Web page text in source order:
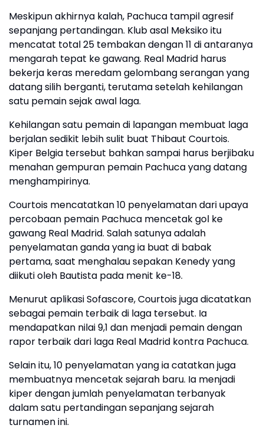
Meskipun akhirnya kalah, Pachuca tampil agresif
sepanjang pertandingan. Klub asal Meksiko itu
mencatat total 25 tembakan dengan 11 di antaranya
mengarah tepat ke gawang. Real Madrid harus
bekerja keras meredam gelombang serangan yang
datang silih berganti, terutama setelah kehilangan
satu pemain sejak awal laga.
Kehilangan satu pemain di lapangan membuat laga
berjalan sedikit lebih sulit buat Thibaut Courtois.
Kiper Belgia tersebut bahkan sampai harus berjibaku
menahan gempuran pemain Pachuca yang datang
menghampirinya.
Courtois mencatatkan 10 penyelamatan dari upaya
percobaan pemain Pachuca mencetak gol ke
gawang Real Madrid. Salah satunya adalah
penyelamatan ganda yang ia buat di babak
pertama, saat menghalau sepakan Kenedy yang
diikuti oleh Bautista pada menit ke-18.
Menurut aplikasi Sofascore, Courtois juga dicatatkan
sebagai pemain terbaik di laga tersebut. Ia
mendapatkan nilai 9,1 dan menjadi pemain dengan
rapor terbaik dari laga Real Madrid kontra Pachuca.
Selain itu, 10 penyelamatan yang ia catatkan juga
membuatnya mencetak sejarah baru. Ia menjadi
kiper dengan jumlah penyelamatan terbanyak
dalam satu pertandingan sepanjang sejarah
turnamen ini.